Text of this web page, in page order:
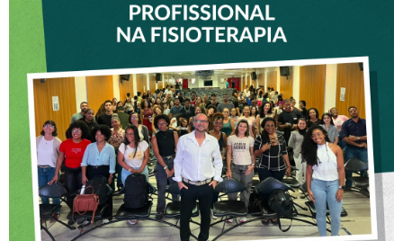
VICE-PRESIDENTE DO
CREFITO-7 PARTICIPA DE
OFICINA SOBRE ÉTICA E
POSTURA PROFISSIONAL
NA FISIOTERAPIA